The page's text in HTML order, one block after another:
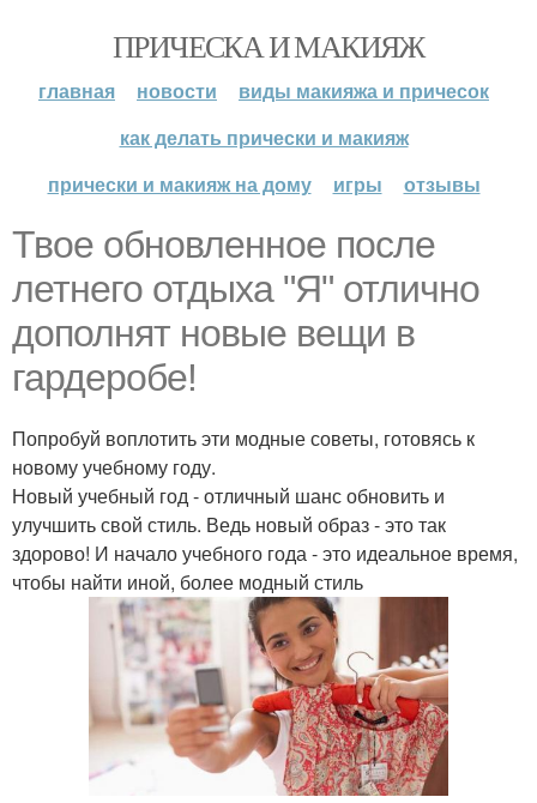
ПРИЧЕСКА И МАКИЯЖ
главная новости
виды макияжа и причесок
как делать прически и макияж
прически и макияж на дому
игры отзывы
Твое обновленное после
летнего отдыха "Я" отлично
дополнят новые вещи в
гардеробе!
Попробуй воплотить эти модные советы, готовясь к
новому учебному году.
Новый учебный год - отличный шанс обновить и
улучшить свой стиль. Ведь новый образ - это так
здорово! И начало учебного года - это идеальное время,
чтобы найти иной, более модный стиль